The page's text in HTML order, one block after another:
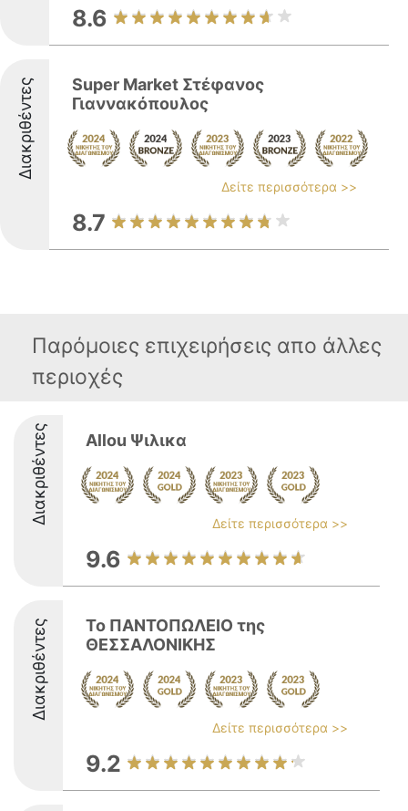
8.6
Διακριθέντες
Super Market Στέφανος
Γιαννακόπουλος
Δείτε περισσότερα >>
8.7
Παρόμοιες επιχειρήσεις απο άλλες
περιοχές
Διακριθέντες Allou Ψιλικα
Δείτε περισσότερα >>
9.6
Διακριθέντες
Το ΠΑΝΤΟΠΩΛΕΙΟ της
ΘΕΣΣΑΛΟΝΙΚΗΣ
Δείτε περισσότερα >>
9.2